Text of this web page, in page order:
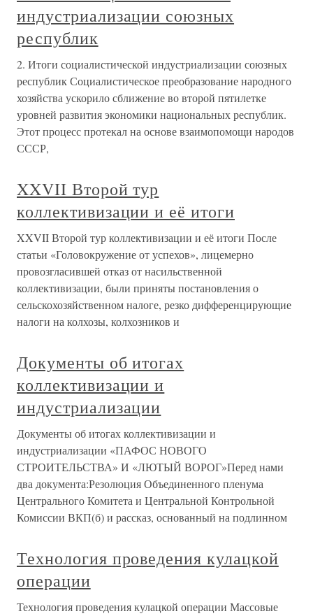
индустриализации союзных
республик
2. Итоги социалистической индустриализации союзных
республик Социалистическое преобразование народного
хозяйства ускорило сближение во второй пятилетке
уровней развития экономики национальных республик.
Этот процесс протекал на основе взаимопомощи народов
СССР,
XXVII Второй тур
коллективизации и её итоги
XXVII Второй тур коллективизации и её итоги После
статьи «Головокружение от успехов», лицемерно
провозгласившей отказ от насильственной
коллективизации, были приняты постановления о
сельскохозяйственном налоге, резко дифференцирующие
налоги на колхозы, колхозников и
Документы об итогах
коллективизации и
индустриализации
Документы об итогах коллективизации и
индустриализации «ПАФОС НОВОГО
СТРОИТЕЛЬСТВА» И «ЛЮТЫЙ ВОРОГ»Перед нами
два документа:Резолюция Объединенного пленума
Центрального Комитета и Центральной Контрольной
Комиссии ВКП(б) и рассказ, основанный на подлинном
Технология проведения кулацкой
операции
Технология проведения кулацкой операции Массовые